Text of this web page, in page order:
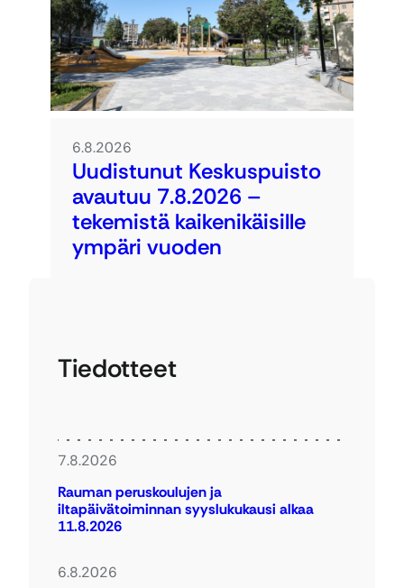
6.8.2026
Uudistunut Keskuspuisto
avautuu 7.8.2026 –
tekemistä kaikenikäisille
ympäri vuoden
Tiedotteet
7.8.2026
Rauman peruskoulujen ja
iltapäivätoiminnan syyslukukausi alkaa
11.8.2026
6.8.2026